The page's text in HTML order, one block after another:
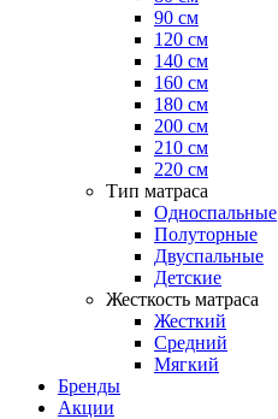
90 см
120 см
140 см
160 см
180 см
200 см
210 см
220 см
Тип матраса
Односпальные
Полуторные
Двуспальные
Детские
Жесткость матраса
Жесткий
Средний
Мягкий
Бренды
Акции